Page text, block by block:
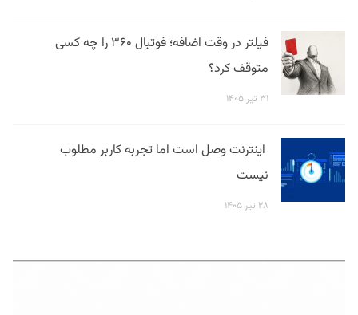
فیلتر در وقت اضافه؛ فوتبال ۳۶۰ را چه کسی
متوقف کرد؟
۳۱ تیر ۱۴۰۵
اینترنت وصل است اما تجربه کاربر مطلوب
نیست
۲۸ تیر ۱۴۰۵